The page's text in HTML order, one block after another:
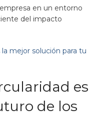
en un entorno
del impacto
mejor solución para tu
es
de los